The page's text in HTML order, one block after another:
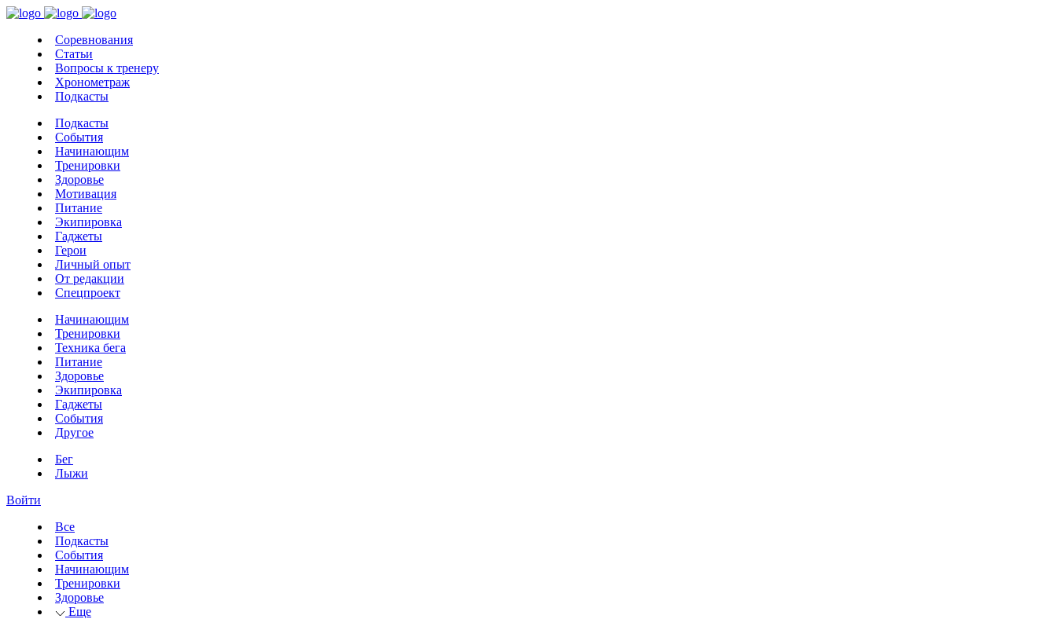
Соревнования
Статьи
Вопросы к тренеру
Хронометраж
Подкасты
Подкасты
События
Начинающим
Тренировки
Здоровье
Мотивация
Питание
Экипировка
Гаджеты
Герои
Личный опыт
От редакции
Спецпроект
Начинающим
Тренировки
Техника бега
Питание
Здоровье
Экипировка
Гаджеты
События
Другое
Бег
Лыжи
Войти
Все
Подкасты
События
Начинающим
Тренировки
Здоровье
Еще